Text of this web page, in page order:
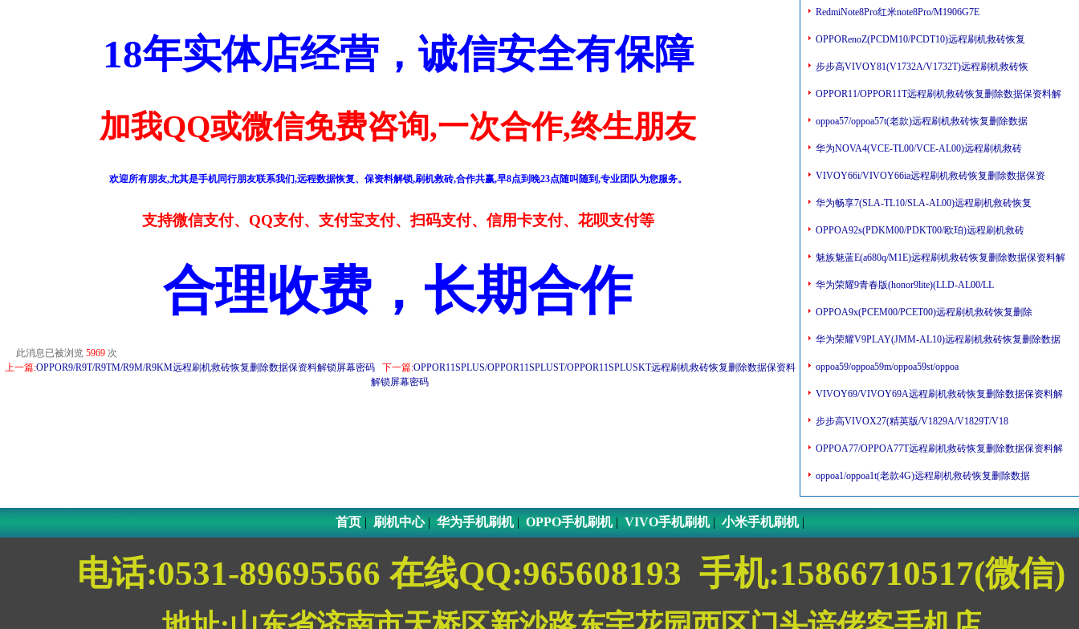
18年实体店经营，诚信安全有保障
加我QQ或微信免费咨询,一次合作,终生朋友
欢迎所有朋友,尤其是手机同行朋友联系我们,远程数据恢复、保资料解锁,刷机救砖,合作共赢,早8点到晚23点随叫随到,专业团队为您服务。
支持微信支付、QQ支付、支付宝支付、扫码支付、信用卡支付、花呗支付等
合理收费，长期合作
此消息已被浏览 5969 次
上一篇:OPPOR9/R9T/R9TM/R9M/R9KM远程刷机救砖恢复删除数据保资料解锁屏幕密码 下一篇:OPPOR11SPLUS/OPPOR11SPLUST/OPPOR11SPLUSKT远程刷机救砖恢复删除数据保资料
解锁屏幕密码
RedmiNote8Pro红米note8Pro/M1906G7E
OPPORenoZ(PCDM10/PCDT10)远程刷机救砖恢复
步步高VIVOY81(V1732A/V1732T)远程刷机救砖恢
OPPOR11/OPPOR11T远程刷机救砖恢复删除数据保资料解
oppoa57/oppoa57t(老款)远程刷机救砖恢复删除数据
华为NOVA4(VCE-TL00/VCE-AL00)远程刷机救砖
VIVOY66i/VIVOY66ia远程刷机救砖恢复删除数据保资
华为畅享7(SLA-TL10/SLA-AL00)远程刷机救砖恢复
OPPOA92s(PDKM00/PDKT00/欧珀)远程刷机救砖
魅族魅蓝E(a680q/M1E)远程刷机救砖恢复删除数据保资料解
华为荣耀9青春版(honor9lite)(LLD-AL00/LL
OPPOA9x(PCEM00/PCET00)远程刷机救砖恢复删除
华为荣耀V9PLAY(JMM-AL10)远程刷机救砖恢复删除数据
oppoa59/oppoa59m/oppoa59st/oppoa
VIVOY69/VIVOY69A远程刷机救砖恢复删除数据保资料解
步步高VIVOX27(精英版/V1829A/V1829T/V18
OPPOA77/OPPOA77T远程刷机救砖恢复删除数据保资料解
oppoa1/oppoa1t(老款4G)远程刷机救砖恢复删除数据
首页| 刷机中心| 华为手机刷机| OPPO手机刷机| VIVO手机刷机| 小米手机刷机|
电话:0531-89695566 在线QQ:965608193 手机:15866710517(微信)